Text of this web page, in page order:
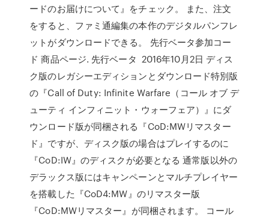
ードのお届けについて』をチェック。 また、注文
をすると、ファミ通編集の本作のデジタルパンフレ
ットがダウンロードできる。 先行ベータ参加コー
ド 商品ページ. 先行ベータ 2016年10月2日 ディス
ク版のレガシーエディションとダウンロード特別版
の『Call of Duty: Infinite Warfare（コール オブ デ
ューティ インフィニット・ウォーフェア）』にダ
ウンロード版が同梱される『CoD:MWリマスター
ド』ですが、ディスク版の場合はプレイするのに
『CoD:IW』のディスクが必要となる 通常版以外の
デラックス版にはキャンペーンとマルチプレイヤー
を搭載した『CoD4:MW』のリマスター版
『CoD:MWリマスター』が同梱されます。 コール